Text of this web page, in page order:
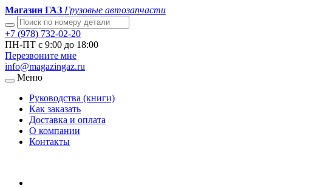
Магазин ГАЗ Грузовые автозапчасти
+7 (978) 732-02-20
ПН-ПТ с 9:00 до 18:00
Перезвоните мне
info@magazingaz.ru
Меню
Руководства (книги)
Как заказать
Доставка и оплата
О компании
Контакты